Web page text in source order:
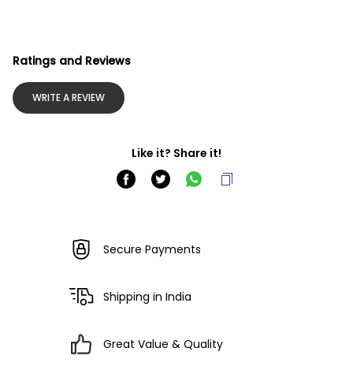
Ratings and Reviews
WRITE A REVIEW
Like it? Share it!
Secure Payments
Shipping in India
Great Value & Quality